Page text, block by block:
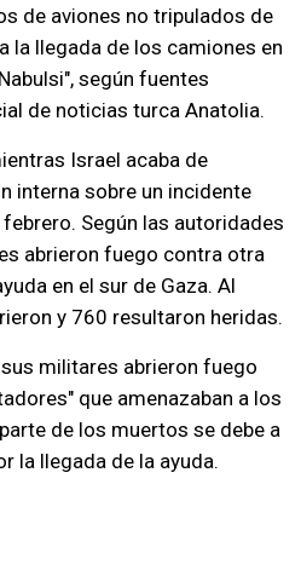
de aviones no tripulados de
la llegada de los camiones en
según fuentes
de noticias turca Anatolia.
Israel acaba de
interna sobre un incidente
Según las autoridades
abrieron fuego contra otra
en el sur de Gaza. Al
y 760 resultaron heridas.
militares abrieron fuego
que amenazaban a los
de los muertos se debe a
la llegada de la ayuda.